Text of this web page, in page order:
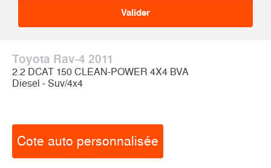
Toyota Rav-4 2011
2.2 DCAT 150 CLEAN-POWER 4X4 BVA
Diesel - Suv/4x4
Cote auto personnalisée